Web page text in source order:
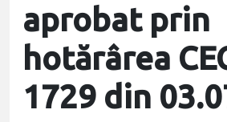
aprobat prin
hotărârea
1729 din